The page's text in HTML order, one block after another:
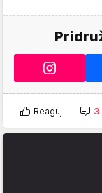
Reaguj 3